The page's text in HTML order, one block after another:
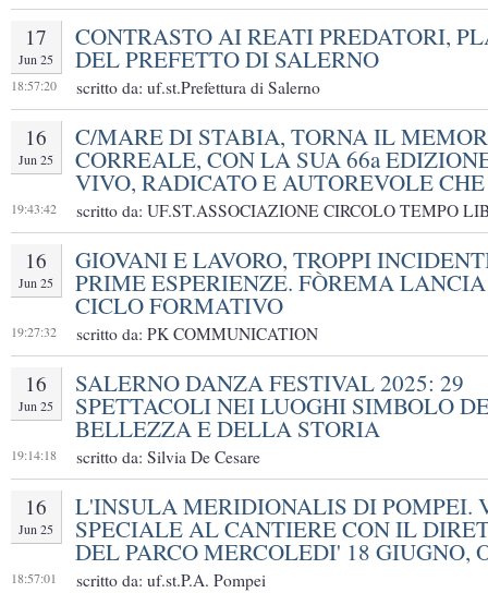
17
Jun 25
CONTRASTO AI REATI PREDATORI,
DEL PREFETTO DI SALERNO
18:57:20 scritto da: uf.st.Prefettura di Salerno
16
Jun 25
C/MARE DI STABIA, TORNA IL
CORREALE, CON LA SUA 66a
VIVO, RADICATO E AUTOREVOLE
19:43:42 scritto da: UF.ST.ASSOCIAZIONE CIRCOLO TEMPO
16
Jun 25
GIOVANI E LAVORO, TROPPI
PRIME ESPERIENZE. FÒREMA
CICLO FORMATIVO
19:27:32 scritto da: PK COMMUNICATION
16
Jun 25
SALERNO DANZA FESTIVAL 2025: 29
SPETTACOLI NEI LUOGHI SIMBOLO
BELLEZZA E DELLA STORIA
19:14:18 scritto da: Silvia De Cesare
16
Jun 25
L'INSULA MERIDIONALIS DI POMPEI.
SPECIALE AL CANTIERE CON IL
DEL PARCO MERCOLEDI' 18 GIUGNO,
18:57:01 scritto da: uf.st.P.A. Pompei